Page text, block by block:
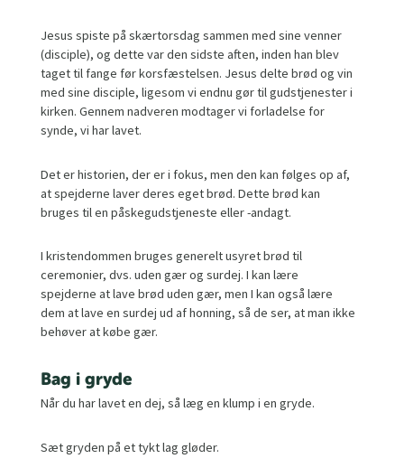
Jesus spiste på skærtorsdag sammen med sine venner
(disciple), og dette var den sidste aften, inden han blev
taget til fange før korsfæstelsen. Jesus delte brød og vin
med sine disciple, ligesom vi endnu gør til gudstjenester i
kirken. Gennem nadveren modtager vi forladelse for
synde, vi har lavet.
Det er historien, der er i fokus, men den kan følges op af,
at spejderne laver deres eget brød. Dette brød kan
bruges til en påskegudstjeneste eller -andagt.
I kristendommen bruges generelt usyret brød til
ceremonier, dvs. uden gær og surdej. I kan lære
spejderne at lave brød uden gær, men I kan også lære
dem at lave en surdej ud af honning, så de ser, at man ikke
behøver at købe gær.
Bag i gryde
Når du har lavet en dej, så læg en klump i en gryde.
Sæt gryden på et tykt lag gløder.